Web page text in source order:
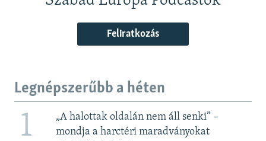
Feliratkozás
Legnépszerűbb a héten
1
„A halottak oldalán nem áll senki” –
mondja a harctéri maradványokat